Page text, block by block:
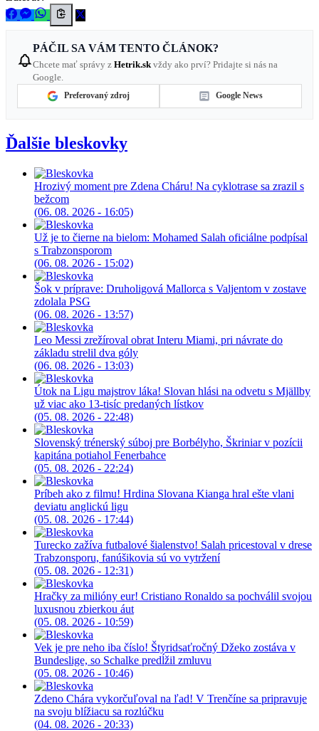
PÁČIL SA VÁM TENTO ČLÁNOK?
Chcete mať správy z Hetrik.sk vždy ako prví? Pridajte si nás na
Google.
Preferovaný zdroj Google News
Ďalšie bleskovky
Hrozivý moment pre Zdena Cháru! Na cyklotrase sa zrazil s
bežcom
(06. 08. 2026 - 16:05)
Už je to čierne na bielom: Mohamed Salah oficiálne podpísal
s Trabzonsporom
(06. 08. 2026 - 15:02)
Šok v príprave: Druholigová Mallorca s Valjentom v zostave
zdolala PSG
(06. 08. 2026 - 13:57)
Leo Messi zrežíroval obrat Interu Miami, pri návrate do
základu strelil dva góly
(06. 08. 2026 - 13:03)
Útok na Ligu majstrov láka! Slovan hlási na odvetu s Mjällby
už viac ako 13-tisíc predaných lístkov
(05. 08. 2026 - 22:48)
Slovenský trénerský súboj pre Borbélyho, Škriniar v pozícii
kapitána potiahol Fenerbahce
(05. 08. 2026 - 22:24)
Príbeh ako z filmu! Hrdina Slovana Kianga hral ešte vlani
deviatu anglickú ligu
(05. 08. 2026 - 17:44)
Turecko zažíva futbalové šialenstvo! Salah pricestoval v drese
Trabzonsporu, fanúšikovia sú vo vytržení
(05. 08. 2026 - 12:31)
Hračky za milióny eur! Cristiano Ronaldo sa pochválil svojou
luxusnou zbierkou áut
(05. 08. 2026 - 10:59)
Vek je pre neho iba číslo! Štyridsaťročný Džeko zostáva v
Bundeslige, so Schalke predĺžil zmluvu
(05. 08. 2026 - 10:46)
Zdeno Chára vykorčuľoval na ľad! V Trenčíne sa pripravuje
na svoju blížiacu sa rozlúčku
(04. 08. 2026 - 20:33)